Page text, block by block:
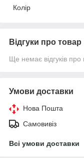
Колір
Відгуки про товар
Ще немає відгуків про
Умови доставки
Нова Пошта
Самовивіз
Всі умови доставки